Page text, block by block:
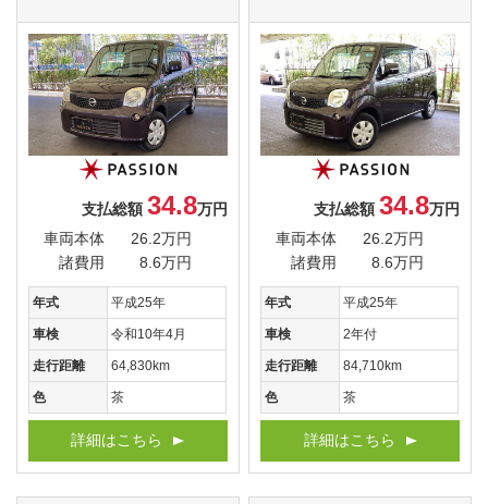
支払総額 34.8万円
車両本体
26.2万円
諸費用
8.6万円
年式 平成25年
車検 令和10年4月
走行距離 64,830km
色 茶
詳細はこちら
支払総額 34.8万円
車両本体
26.2万円
諸費用
8.6万円
年式 平成25年
車検 2年付
走行距離 84,710km
色 茶
詳細はこちら